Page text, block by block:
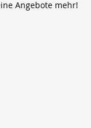
Angebote mehr!